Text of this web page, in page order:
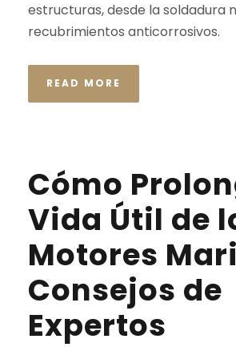
estructuras, desde la soldadura
recubrimientos anticorrosivos.
READ MORE
Cómo
Vida Útil de
Motores
Consejos de
Expertos